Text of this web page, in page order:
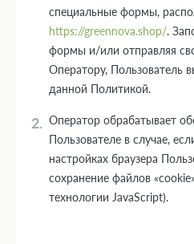
специальные формы,
https://greennova.shop/.
формы и/или отправляя
Оператору, Пользователь
данной Политикой.
Оператор обрабатывает
Пользователе в случае,
настройках браузера
сохранение файлов
технологии JavaScript).